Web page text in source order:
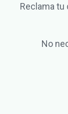
Reclama tu
No